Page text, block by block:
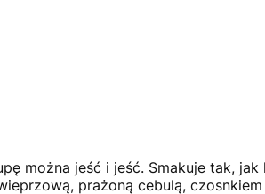
można jeść i jeść. Smakuje tak,
prażoną cebulą,